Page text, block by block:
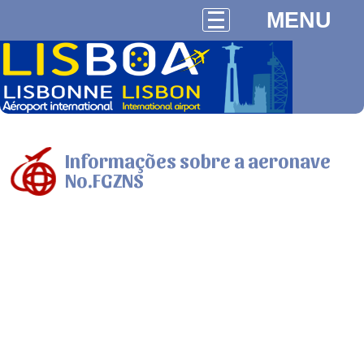
MENU
Informações sobre a aeronave
No.FGZNS